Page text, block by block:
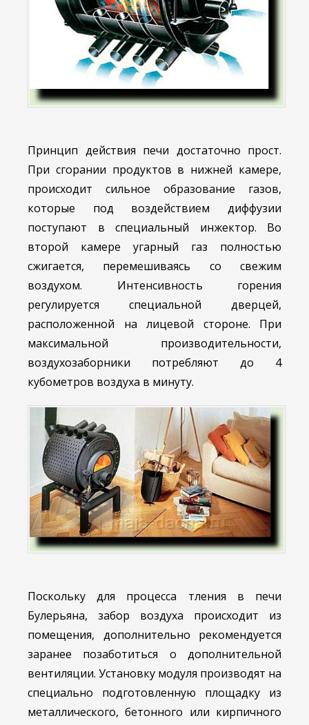
Принцип действия печи достаточно прост.
При сгорании продуктов в нижней камере,
происходит сильное образование газов,
которые под воздействием диффузии
поступают в специальный инжектор. Во
второй камере угарный газ полностью
сжигается, перемешиваясь со свежим
воздухом. Интенсивность горения
регулируется специальной дверцей,
расположенной на лицевой стороне. При
максимальной производительности,
воздухозаборники потребляют до 4
кубометров воздуха в минуту.
Поскольку для процесса тления в печи
Булерьяна, забор воздуха происходит из
помещения, дополнительно рекомендуется
заранее позаботиться о дополнительной
вентиляции. Установку модуля производят на
специально подготовленную площадку из
металлического, бетонного или кирпичного